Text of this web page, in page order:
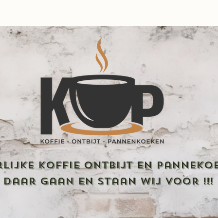
Koffie Ontbijt en
daar gaan en staan wij voor !!!